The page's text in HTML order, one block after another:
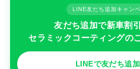
LINE友だち追加キャン
友だち追加で新車割
セラミックコーティングの
LINEで友だち追